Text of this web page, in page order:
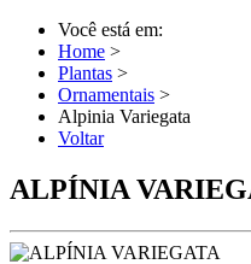
Você está em:
Home >
Plantas >
Ornamentais >
Alpinia Variegata
Voltar
ALPÍNIA